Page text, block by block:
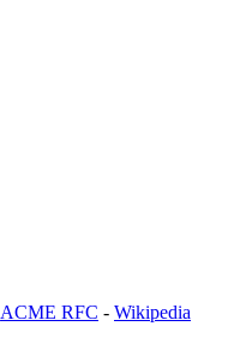
ACME RFC - Wikipedia